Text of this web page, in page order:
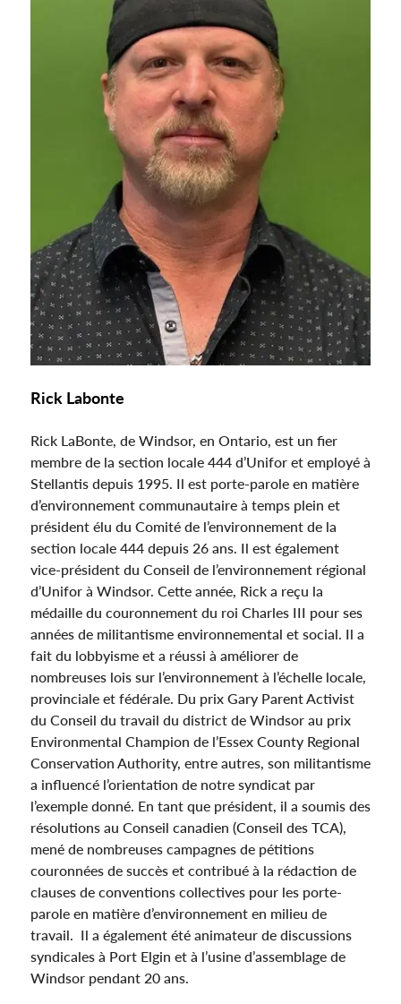
Rick Labonte
Rick LaBonte, de Windsor, en Ontario, est un fier
membre de la section locale 444 d’Unifor et employé à
Stellantis depuis 1995. Il est porte-parole en matière
d’environnement communautaire à temps plein et
président élu du Comité de l’environnement de la
section locale 444 depuis 26 ans. Il est également
vice-président du Conseil de l’environnement régional
d’Unifor à Windsor. Cette année, Rick a reçu la
médaille du couronnement du roi Charles III pour ses
années de militantisme environnemental et social. Il a
fait du lobbyisme et a réussi à améliorer de
nombreuses lois sur l’environnement à l’échelle locale,
provinciale et fédérale. Du prix Gary Parent Activist
du Conseil du travail du district de Windsor au prix
Environmental Champion de l’Essex County Regional
Conservation Authority, entre autres, son militantisme
a influencé l’orientation de notre syndicat par
l’exemple donné. En tant que président, il a soumis des
résolutions au Conseil canadien (Conseil des TCA),
mené de nombreuses campagnes de pétitions
couronnées de succès et contribué à la rédaction de
clauses de conventions collectives pour les porte-
parole en matière d’environnement en milieu de
travail. Il a également été animateur de discussions
syndicales à Port Elgin et à l’usine d’assemblage de
Windsor pendant 20 ans.